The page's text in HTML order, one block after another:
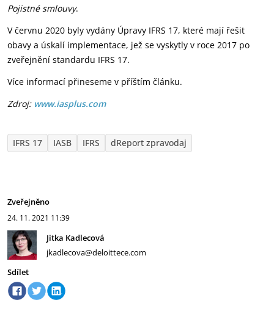
Pojistné smlouvy.
V červnu 2020 byly vydány Úpravy IFRS 17, které mají řešit
obavy a úskalí implementace, jež se vyskytly v roce 2017 po
zveřejnění standardu IFRS 17.
Více informací přineseme v příštím článku.
Zdroj: www.iasplus.com
IFRS 17 IASB IFRS dReport zpravodaj
Zveřejněno
24. 11. 2021 11:39
Jitka Kadlecová
jkadlecova@deloittece.com
Sdílet